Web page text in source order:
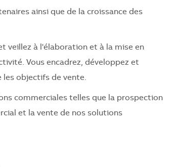
ainsi que de la croissance des
veillez à l'élaboration et à la mise en
Vous encadrez, développez et
objectifs de vente.
commerciales telles que la prospection
et la vente de nos solutions